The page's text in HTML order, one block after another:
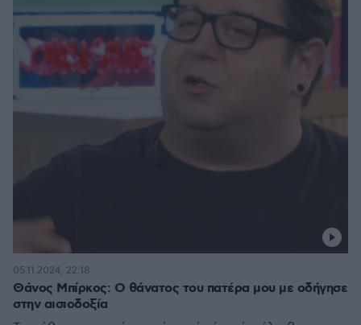
Θάνος Μπίρκος: Ο θάνατος του πατέρα μου με οδήγησε
στην αισιοδοξία
05.11.2024, 22:18